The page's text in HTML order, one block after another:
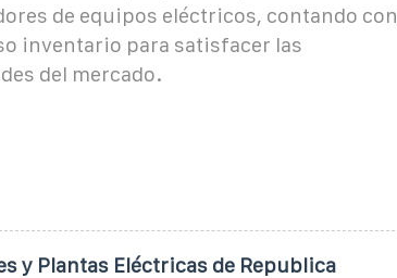
de equipos eléctricos, contando con
inventario para satisfacer las
del mercado.
y Plantas Eléctricas de Republica